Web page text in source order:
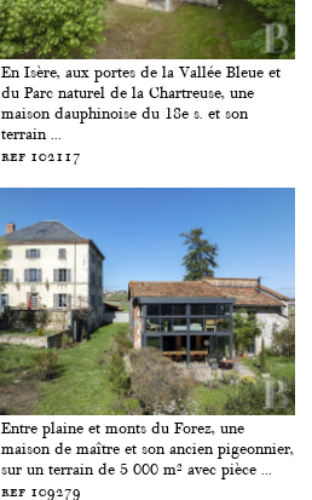
En Isère, aux portes de la Vallée Bleue et
du Parc naturel de la Chartreuse, une
maison dauphinoise du 18e s. et son
terrain ...
ref 102117
Entre plaine et monts du Forez, une
maison de maître et son ancien pigeonnier,
sur un terrain de 5 000 m² avec pièce ...
ref 109279